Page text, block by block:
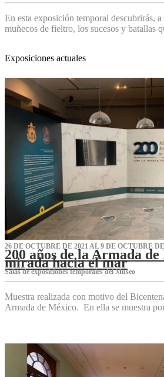
En esta exposición temporal descubrirás,
muñecos de fieltro, los sucesos y batallas
Exposiciones actuales
26 DE OCTUBRE DE 2021 AL 9 DE OCTUBRE
200 años de la Armada
mirada hacia el mar
Salas de exposiciones temporales del Museo‌
Muestra realizada con motivo del
Armada de México. En ella se muestra